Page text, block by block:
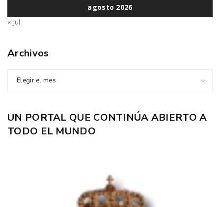
agosto 2026
« Jul
Archivos
Elegir el mes
UN PORTAL QUE CONTINÚA ABIERTO A
TODO EL MUNDO